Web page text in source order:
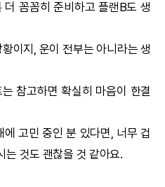
꼼꼼히 준비하고 플랜B도 생
이지, 운이 전부는 아니라는 생
참고하면 확실히 마음이 한결
고민 중인 분 있다면, 너무 겁
는 것도 괜찮을 것 같아요.